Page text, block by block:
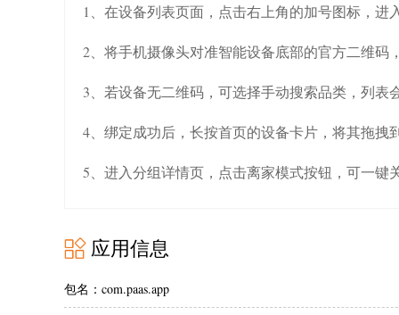
1、在设备列表页面，点击右上角的加号图标，进
2、将手机摄像头对准智能设备底部的官方二维码
3、若设备无二维码，可选择手动搜索品类，列表
4、绑定成功后，长按首页的设备卡片，将其拖拽
5、进入分组详情页，点击离家模式按钮，可一键
应用信息
包名：com.paas.app